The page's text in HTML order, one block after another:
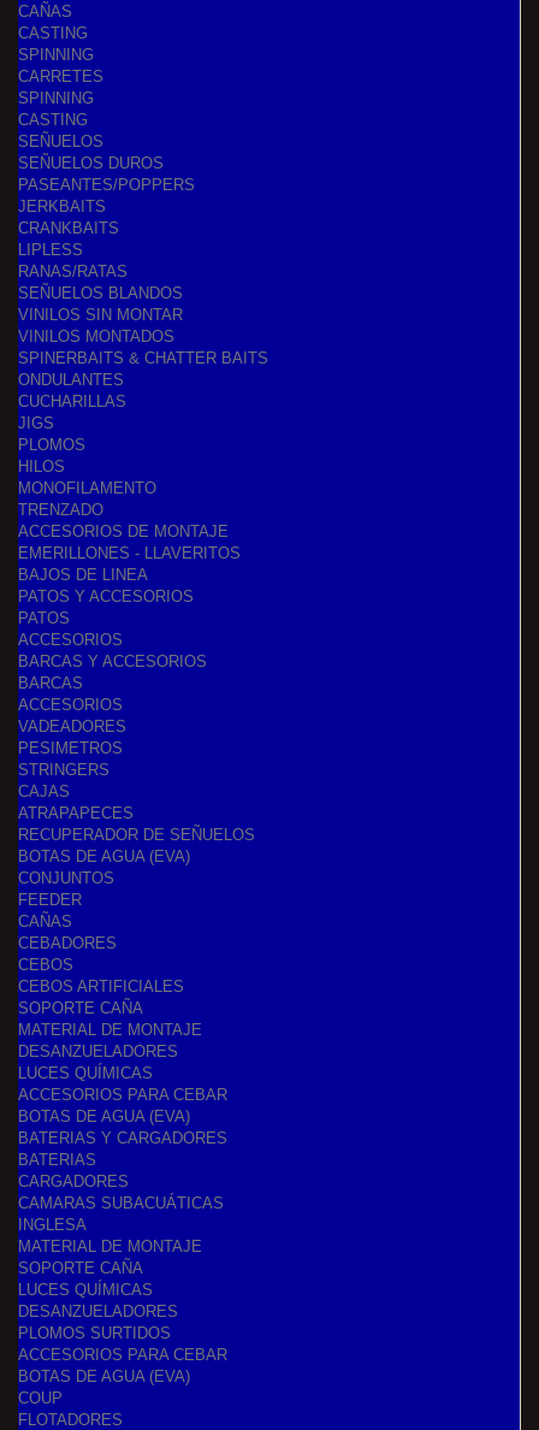
CAÑAS
CASTING
SPINNING
CARRETES
SPINNING
CASTING
SEÑUELOS
SEÑUELOS DUROS
PASEANTES/POPPERS
JERKBAITS
CRANKBAITS
LIPLESS
RANAS/RATAS
SEÑUELOS BLANDOS
VINILOS SIN MONTAR
VINILOS MONTADOS
SPINERBAITS & CHATTER BAITS
ONDULANTES
CUCHARILLAS
JIGS
PLOMOS
HILOS
MONOFILAMENTO
TRENZADO
ACCESORIOS DE MONTAJE
EMERILLONES - LLAVERITOS
BAJOS DE LINEA
PATOS Y ACCESORIOS
PATOS
ACCESORIOS
BARCAS Y ACCESORIOS
BARCAS
ACCESORIOS
VADEADORES
PESIMETROS
STRINGERS
CAJAS
ATRAPAPECES
RECUPERADOR DE SEÑUELOS
BOTAS DE AGUA (EVA)
CONJUNTOS
FEEDER
CAÑAS
CEBADORES
CEBOS
CEBOS ARTIFICIALES
SOPORTE CAÑA
MATERIAL DE MONTAJE
DESANZUELADORES
LUCES QUÍMICAS
ACCESORIOS PARA CEBAR
BOTAS DE AGUA (EVA)
BATERIAS Y CARGADORES
BATERIAS
CARGADORES
CAMARAS SUBACUÁTICAS
INGLESA
MATERIAL DE MONTAJE
SOPORTE CAÑA
LUCES QUÍMICAS
DESANZUELADORES
PLOMOS SURTIDOS
ACCESORIOS PARA CEBAR
BOTAS DE AGUA (EVA)
COUP
FLOTADORES